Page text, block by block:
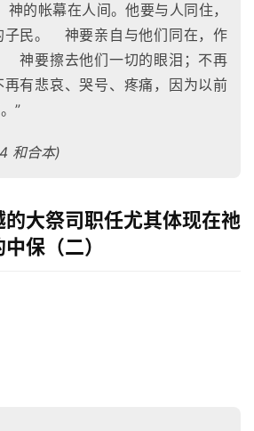
注册
的帐幕在人间。他要与人同住，
子民。 神要亲自与他们同在，作
要擦去他们一切的眼泪；不再
再有悲哀、哭号、疼痛，因为以前
”
和合本)
大祭司职任尤其体现在祂
保（二）